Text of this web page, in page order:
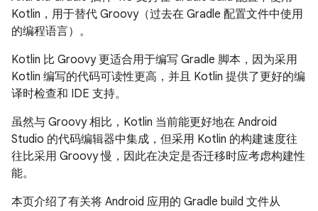
Kotlin，用于替代 Groovy（过去在 Gradle 配置文件中使用
的编程语言）。
Kotlin 比 Groovy 更适合用于编写 Gradle 脚本，因为采用
Kotlin 编写的代码可读性更高，并且 Kotlin 提供了更好的编
译时检查和 IDE 支持。
虽然与 Groovy 相比，Kotlin 当前能更好地在 Android
Studio 的代码编辑器中集成，但采用 Kotlin 的构建速度往
往比采用 Groovy 慢，因此在决定是否迁移时应考虑构建性
能。
本页介绍了有关将 Android 应用的 Gradle build 文件从